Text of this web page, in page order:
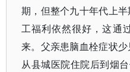
期，但整个九十年代上
工福利依然很好，这通
来。父亲患脑血栓症状
从县城医院住院后到烟